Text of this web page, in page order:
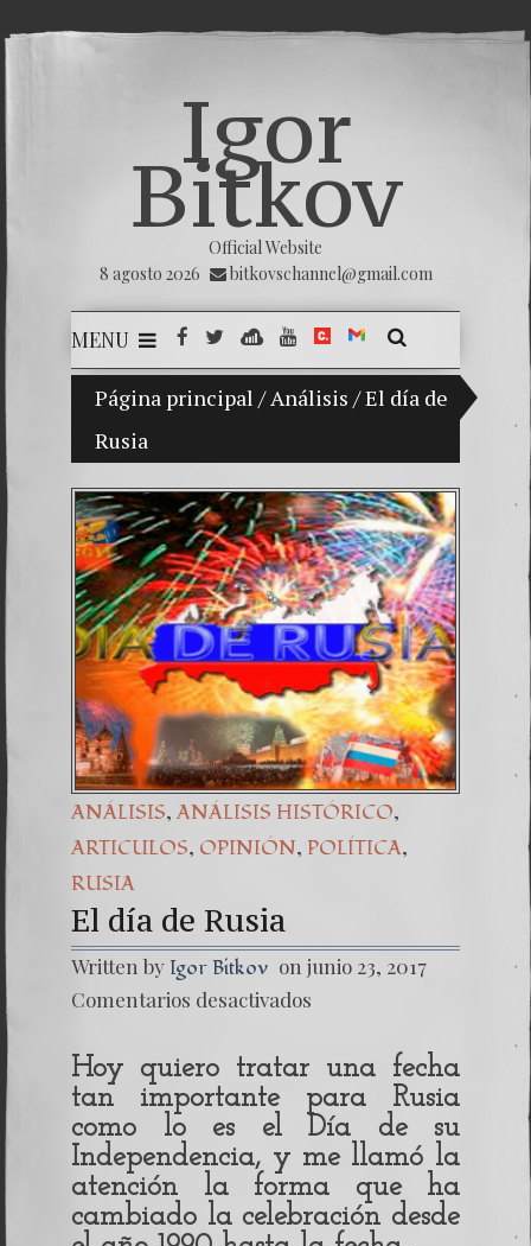
Igor
Bitkov
Official Website
8 agosto 2026
bitkovschannel@gmail.com
MENU
Página principal /Análisis /El día de
Rusia
Mi hijo Vladimir Bitkov, una promesa del tenis
Una
7.
ANÁLISIS, ANÁLISIS HISTÓRICO,
ARTICULOS, OPINIÓN, POLÍTICA,
RUSIA
El día de Rusia
Written by Igor Bitkov on junio 23, 2017
Comentarios desactivados
Hoy quiero tratar una fecha
tan importante para Rusia
como lo es el Día de su
Independencia, y me llamó la
atención la forma que ha
cambiado la celebración desde